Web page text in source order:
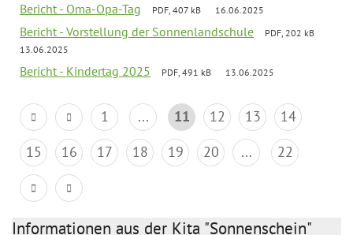
Bericht - Oma-Opa-Tag PDF, 407 kB 16.06.2025
Bericht - Vorstellung der Sonnenlandschule
PDF, 202 kB
13.06.2025
Bericht - Kindertag 2025 PDF, 491 kB 13.06.2025
1 ... 11 12 13
14
15
16 17 18 19 20 ... 22
Informationen aus der Kita "Sonnenschein"